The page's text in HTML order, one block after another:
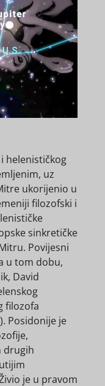
helenističkog
uz
ukorijenio u
filozofski i
sinkretičke
Povijesni
u tom dobu,
David
filozofa
Posidonije je
drugih
je u pravom